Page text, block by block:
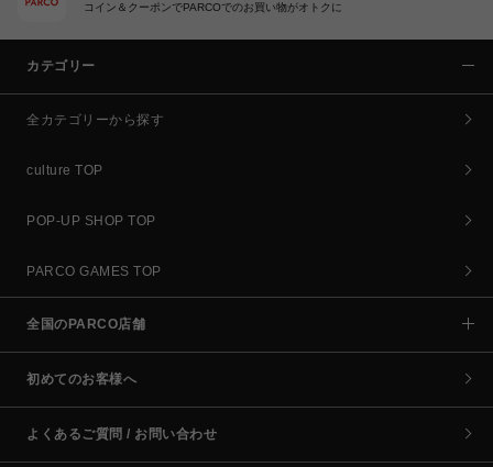
コイン＆クーポンでPARCOでのお買い物がオトクに
カテゴリー
全カテゴリーから探す
culture TOP
POP-UP SHOP TOP
PARCO GAMES TOP
全国のPARCO店舗
初めてのお客様へ
よくあるご質問 / お問い合わせ